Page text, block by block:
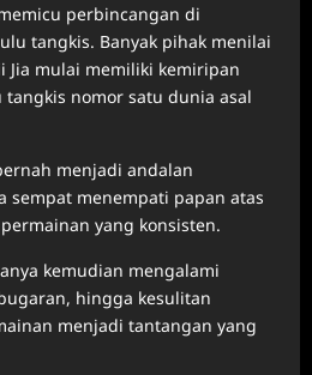
perbincangan di
tangkis. Banyak pihak menilai
Jia mulai memiliki kemiripan
nomor satu dunia asal
menjadi andalan
sempat menempati papan atas
yang konsisten.
kemudian mengalami
hingga kesulitan
menjadi tantangan yang